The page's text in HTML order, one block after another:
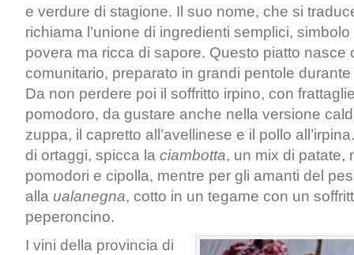
e verdure di stagione. Il suo nome, che si
richiama l’unione di ingredienti semplici,
povera ma ricca di sapore. Questo piatto nasce
comunitario, preparato in grandi pentole
Da non perdere poi il soffritto irpino, con
pomodoro, da gustare anche nella versione
zuppa, il capretto all’avellinese e il pollo
di ortaggi, spicca la ciambotta, un mix di patate,
pomodori e cipolla, mentre per gli amanti del
alla ualanegna, cotto in un tegame con un
peperoncino.
I vini della provincia di